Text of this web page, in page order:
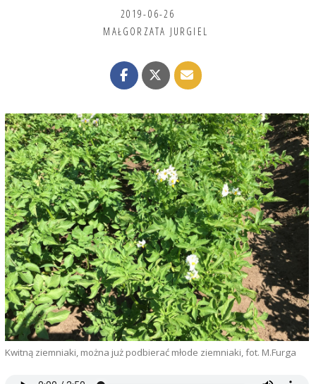
2019-06-26
MAŁGORZATA JURGIEL
Kwitną ziemniaki, można już podbierać młode ziemniaki, fot. M.Furga